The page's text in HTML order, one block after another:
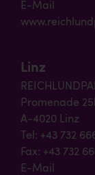
E-Mail
Linz
Promenade
A-4020 Linz
Tel: +43 732
Fax: +43 732
E-Mail